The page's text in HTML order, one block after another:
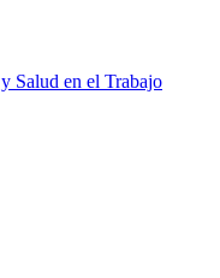
Salud en el Trabajo